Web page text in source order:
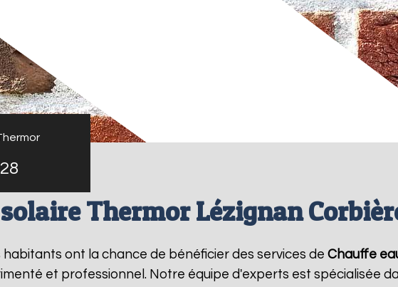
Thermor Lézignan
habitants ont la chance de bénéficier des services de Chauffe
et professionnel. Notre équipe d'experts est spécialisée